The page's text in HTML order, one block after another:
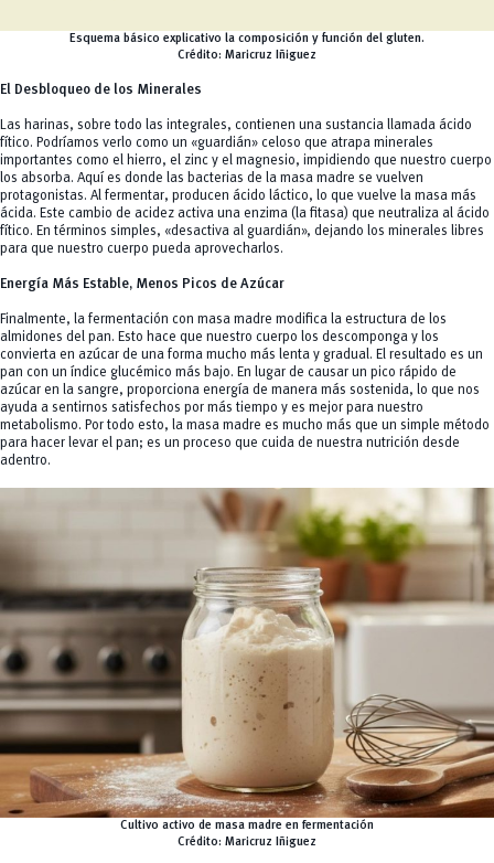
Esquema básico explicativo la composición y función del gluten.
Crédito: Maricruz Iñiguez
El Desbloqueo de los Minerales
Las harinas, sobre todo las integrales, contienen una sustancia llamada ácido
fítico. Podríamos verlo como un «guardián» celoso que atrapa minerales
importantes como el hierro, el zinc y el magnesio, impidiendo que nuestro cuerpo
los absorba. Aquí es donde las bacterias de la masa madre se vuelven
protagonistas. Al fermentar, producen ácido láctico, lo que vuelve la masa más
ácida. Este cambio de acidez activa una enzima (la fitasa) que neutraliza al ácido
fítico. En términos simples, «desactiva al guardián», dejando los minerales libres
para que nuestro cuerpo pueda aprovecharlos.
Energía Más Estable, Menos Picos de Azúcar
Finalmente, la fermentación con masa madre modifica la estructura de los
almidones del pan. Esto hace que nuestro cuerpo los descomponga y los
convierta en azúcar de una forma mucho más lenta y gradual. El resultado es un
pan con un índice glucémico más bajo. En lugar de causar un pico rápido de
azúcar en la sangre, proporciona energía de manera más sostenida, lo que nos
ayuda a sentirnos satisfechos por más tiempo y es mejor para nuestro
metabolismo. Por todo esto, la masa madre es mucho más que un simple método
para hacer levar el pan; es un proceso que cuida de nuestra nutrición desde
adentro.
Cultivo activo de masa madre en fermentación
Crédito: Maricruz Iñiguez